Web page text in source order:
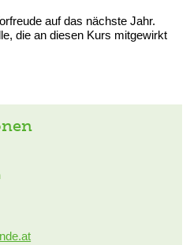
auf das nächste Jahr.
die an diesen Kurs mitgewirkt